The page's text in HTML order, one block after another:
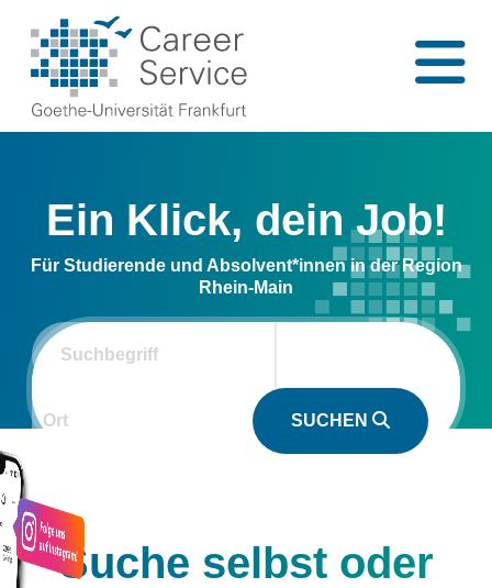
Ein Klick, dein Job!
Für Studierende und Absolvent*innen in der Region
Rhein-Main
SUCHEN
Suche selbst oder